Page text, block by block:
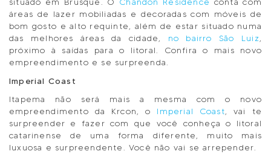
situado em Brusque. O Chandon Residence conta com
áreas de lazer mobiliadas e decoradas com móveis de
bom gosto e alto requinte, além de estar situado numa
das melhores áreas da cidade, no bairro São Luiz,
próximo à saídas para o litoral. Confira o mais novo
empreendimento e se surpreenda.
Imperial Coast
Itapema não será mais a mesma com o novo
empreendimento da Krcon, o Imperial Coast, vai te
surpreender e fazer com que você conheça o litoral
catarinense de uma forma diferente, muito mais
luxuosa e surpreendente. Você não vai se arrepender.